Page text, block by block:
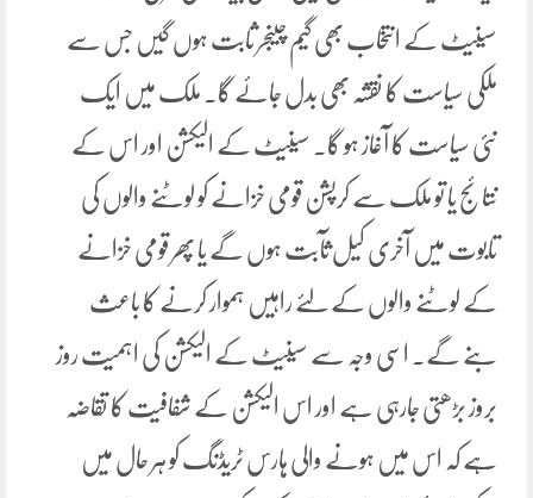
سینیٹ کے انتخاب بھی گیم چینجر ثابت ہوں گیں جس سے
ملکی سیاست کا نقشہ بھی بدل جائے گا۔ ملک میں ایک
نئی سیاست کا آغاز ہو گا۔ سینیٹ کے الیکشن اور اس کے
نتائج یا تو ملک سے کرپشن قومی خزانے کو لوٹنے والوں کی
تابوت میں آخری کیل ثآبت ہوں گے یا پھر قومی خزانے
کے لوٹنے والوں کے لئے راہیں ہموار کرنے کا باعث
بنے گے۔ اسی وجہ سے سینیٹ کے الیکشن کی اہمیت روز
بروز بڑھتی جارہی ہے اور اس الیکشن کے شفافیت کا تقاضہ
ہے کہ اس میں ہونے والی ہارس ٹریڈنگ کو ہر حال میں